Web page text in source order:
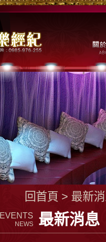
回首頁 > 最新
EVENTS
NEWS 最新消息